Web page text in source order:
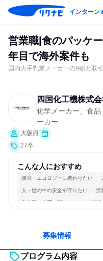
インターン
営業職|食のパッケ
年目で海外案件も
国内大手乳業メーカーの9割と取
四国化工機株式
化学メーカー、食
ーカー
大阪府
27卒
こんな人におすすめ
環境・エコロジーに携わりたい
人・世の中の安全を守りたい 労
食生活・食育に関わりたい 機械
募集情報
プログラム内容